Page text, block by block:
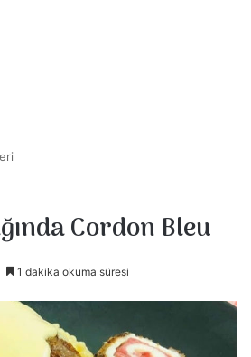
Cordon Bleu
1 dakika okuma süresi